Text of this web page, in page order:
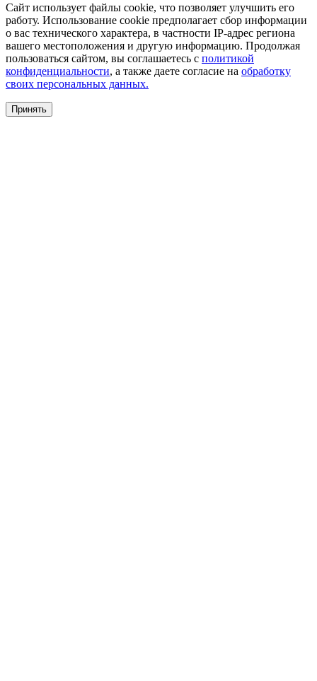
Сайт использует файлы cookie, что позволяет улучшить его
работу. Использование cookie предполагает сбор информации
о вас технического характера, в частности IP-адрес региона
вашего местоположения и другую информацию. Продолжая
пользоваться сайтом, вы соглашаетесь с политикой
конфиденциальности, а также даете согласие на обработку
своих персональных данных.
Принять